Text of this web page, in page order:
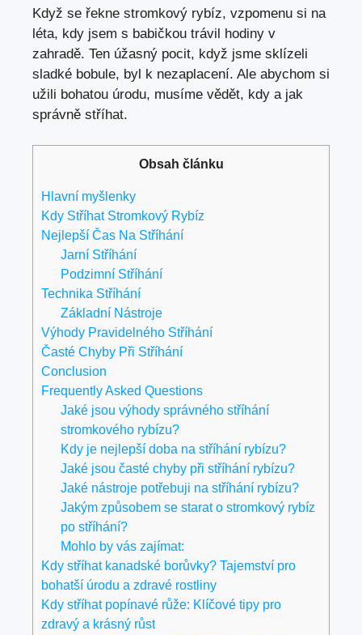
Když se řekne stromkový rybíz, vzpomenu si na
léta, kdy jsem s babičkou trávil hodiny v
zahradě. Ten úžasný pocit, když jsme sklízeli
sladké bobule, byl k nezaplacení. Ale abychom si
užili bohatou úrodu, musíme vědět, kdy a jak
správně stříhat.
Obsah článku
Hlavní myšlenky
Kdy Stříhat Stromkový Rybíz
Nejlepší Čas Na Stříhání
Jarní Stříhání
Podzimní Stříhání
Technika Stříhání
Základní Nástroje
Výhody Pravidelného Stříhání
Časté Chyby Při Stříhání
Conclusion
Frequently Asked Questions
Jaké jsou výhody správného stříhání
stromkového rybízu?
Kdy je nejlepší doba na stříhání rybízu?
Jaké jsou časté chyby při stříhání rybízu?
Jaké nástroje potřebuji na stříhání rybízu?
Jakým způsobem se starat o stromkový rybíz
po stříhání?
Mohlo by vás zajímat:
Kdy stříhat kanadské borůvky? Tajemství pro
bohatší úrodu a zdravé rostliny
Kdy stříhat popínavé růže: Klíčové tipy pro
zdravý a krásný růst